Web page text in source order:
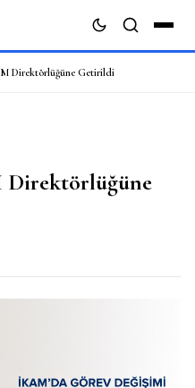
Direktörlüğüne Getirildi
Direktörlüğüne